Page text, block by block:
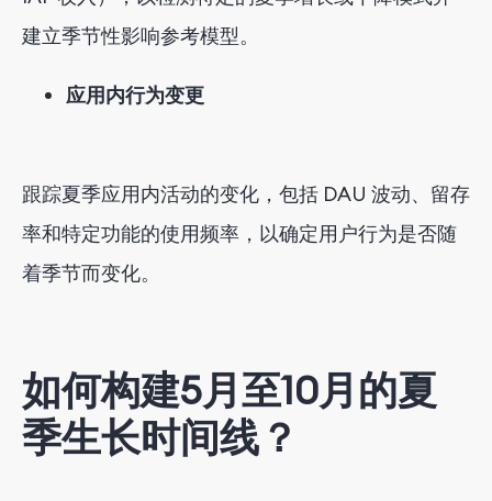
建立季节性影响参考模型。
应用内行为变更
跟踪夏季应用内活动的变化，包括 DAU 波动、留存
率和特定功能的使用频率，以确定用户行为是否随
着季节而变化。
如何构建5月至10月的夏
季生长时间线？